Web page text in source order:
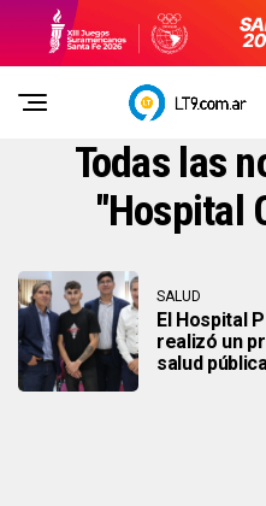
Todas las
"Hospital
SALUD
El Hospital
realizó un
salud